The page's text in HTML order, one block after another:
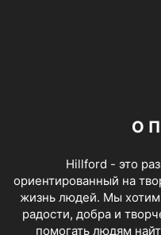
О
Hillford - это
ориентированный на
жизнь людей. Мы хотим
радости, добра и
помогать людям